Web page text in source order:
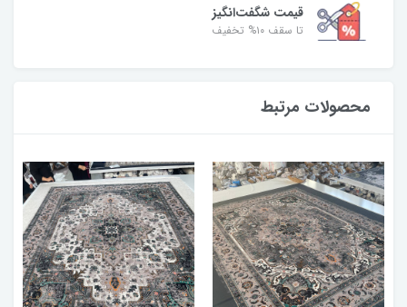
قیمت شگفت‌انگیز
تا سقف ۱۰% تخفیف
محصولات مرتبط